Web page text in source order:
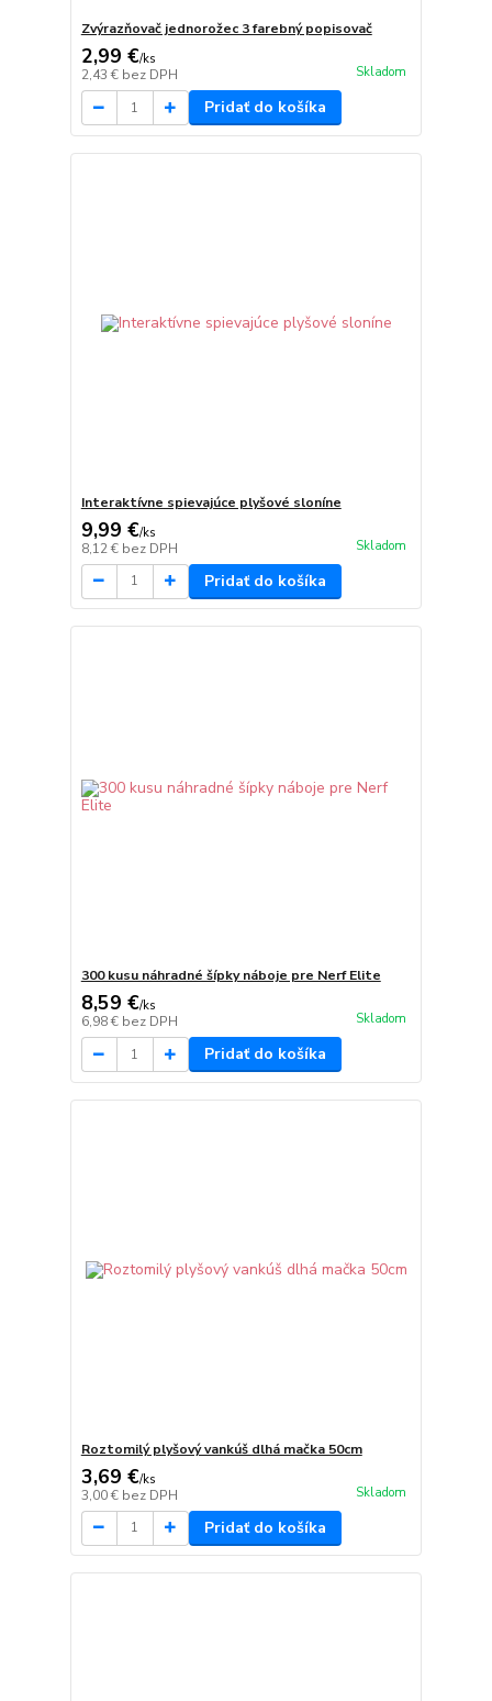
Zvýrazňovač jednorožec 3 farebný popisovač
2,99 €/ks
2,43 € bez DPH Skladom
Pridať do košíka
Interaktívne spievajúce plyšové sloníne
9,99 €/ks
8,12 € bez DPH Skladom
Pridať do košíka
300 kusu náhradné šípky náboje pre Nerf Elite
8,59 €/ks
6,98 € bez DPH Skladom
Pridať do košíka
Roztomilý plyšový vankúš dlhá mačka 50cm
3,69 €/ks
3,00 € bez DPH Skladom
Pridať do košíka